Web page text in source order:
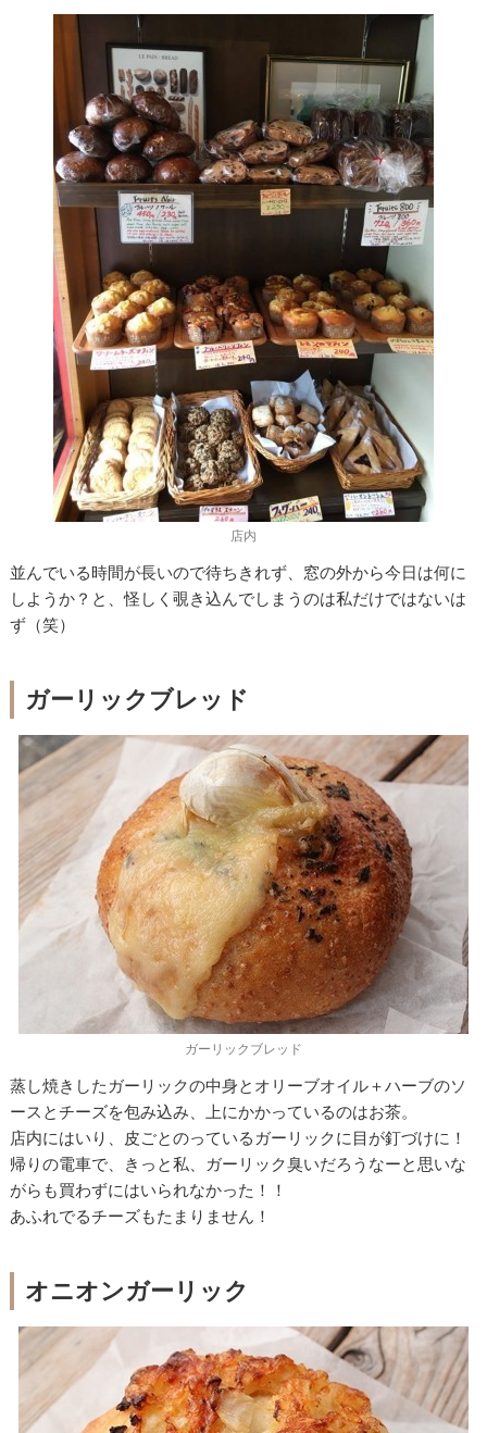
店内
並んでいる時間が長いので待ちきれず、窓の外から今日は何に
しようか？と、怪しく覗き込んでしまうのは私だけではないは
ず（笑）
ガーリックブレッド
ガーリックブレッド
蒸し焼きしたガーリックの中身とオリーブオイル＋ハーブのソ
ースとチーズを包み込み、上にかかっているのはお茶。
店内にはいり、皮ごとのっているガーリックに目が釘づけに！
帰りの電車で、きっと私、ガーリック臭いだろうなーと思いな
がらも買わずにはいられなかった！！
あふれでるチーズもたまりません！
オニオンガーリック